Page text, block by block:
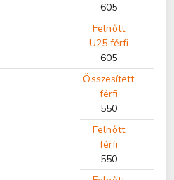
605
Felnőtt
U25 férfi
605
Összesített
férfi
550
Felnőtt
férfi
550